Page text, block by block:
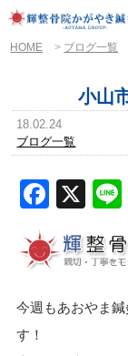
HOME > ブログ一覧
小山
18.02.24
ブログ一覧
X
今週もあおやま
す！